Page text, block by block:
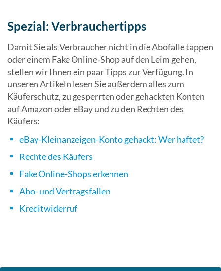
Spezial: Verbrauchertipps
Damit Sie als Verbraucher nicht in die Abofalle tappen
oder einem Fake Online-Shop auf den Leim gehen,
stellen wir Ihnen ein paar Tipps zur Verfügung. In
unseren Artikeln lesen Sie außerdem alles zum
Käuferschutz, zu gesperrten oder gehackten Konten
auf Amazon oder eBay und zu den Rechten des
Käufers:
eBay-Kleinanzeigen-Konto gehackt: Wer haftet?
Rechte des Käufers
Fake Online-Shops erkennen
Abo- und Vertragsfallen
Kreditwiderruf